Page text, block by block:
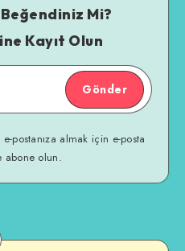
Mi?
Kayıt Olun
Gönder
postanıza almak için e-posta
abone olun.